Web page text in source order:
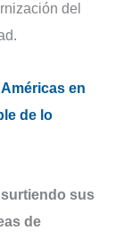
del
en
de lo
sus
de